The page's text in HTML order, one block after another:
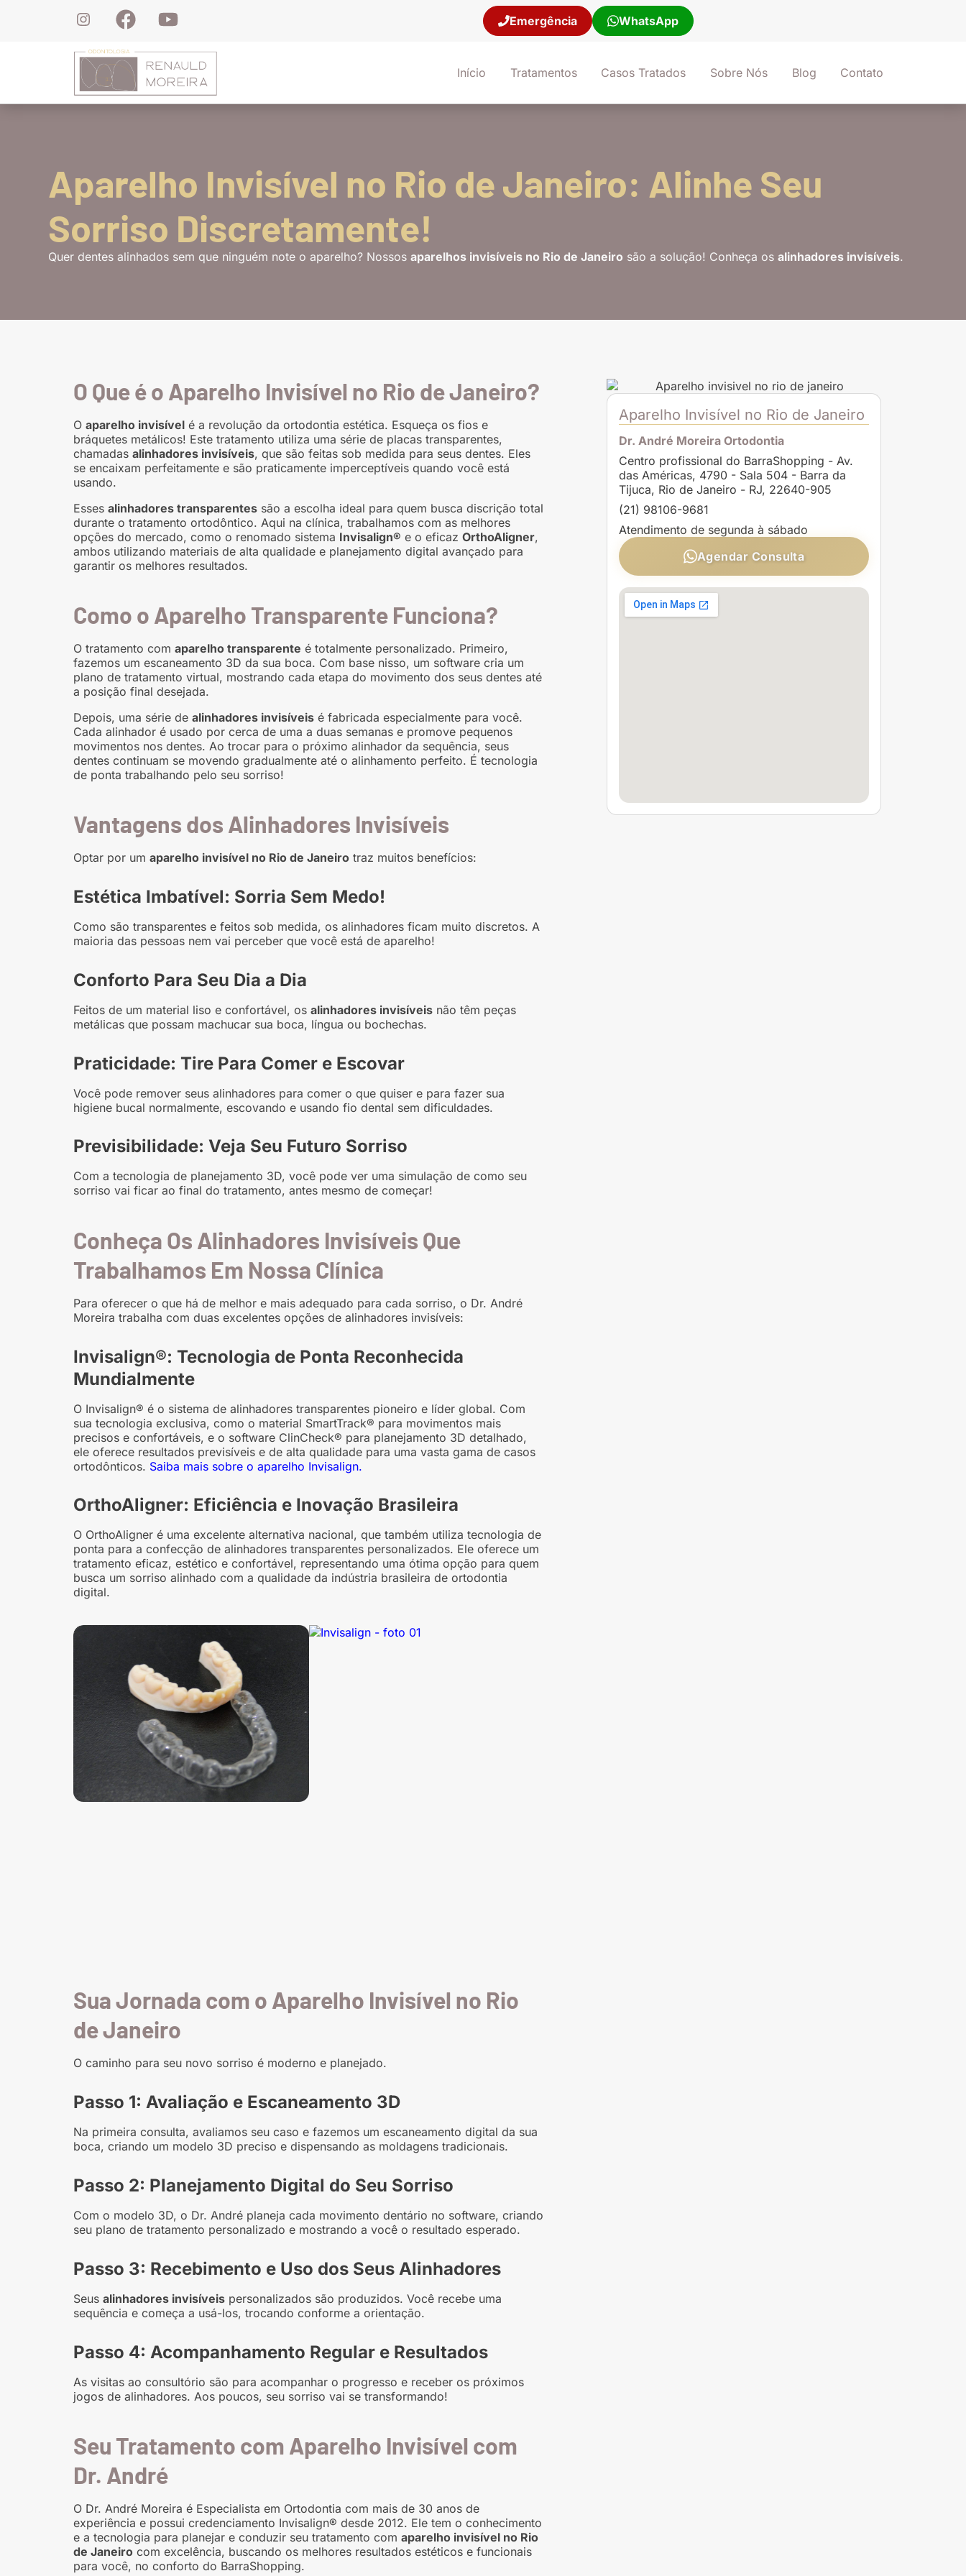
Emergência WhatsApp
Início Tratamentos Casos Tratados Sobre Nós Blog Contato
Aparelho Invisível no Rio de Janeiro: Alinhe Seu
Sorriso Discretamente!
Quer dentes alinhados sem que ninguém note o aparelho? Nossosaparelhos invisíveis no Rio de Janeiro são a solução! Conheça osalinhadores invisíveis.
O Que é o Aparelho Invisível no Rio de Janeiro?
O aparelho invisível é a revolução da ortodontia estética. Esqueça os fios e
bráquetes metálicos! Este tratamento utiliza uma série de placas transparentes,
chamadas alinhadores invisíveis, que são feitas sob medida para seus dentes. Eles
se encaixam perfeitamente e são praticamente imperceptíveis quando você está
usando.
Esses alinhadores transparentes são a escolha ideal para quem busca discrição total
durante o tratamento ortodôntico. Aqui na clínica, trabalhamos com as melhores
opções do mercado, como o renomado sistema Invisalign® e o eficaz OrthoAligner,
ambos utilizando materiais de alta qualidade e planejamento digital avançado para
garantir os melhores resultados.
Como o Aparelho Transparente Funciona?
O tratamento com aparelho transparente é totalmente personalizado. Primeiro,
fazemos um escaneamento 3D da sua boca. Com base nisso, um software cria um
plano de tratamento virtual, mostrando cada etapa do movimento dos seus dentes até
a posição final desejada.
Depois, uma série de alinhadores invisíveis é fabricada especialmente para você.
Cada alinhador é usado por cerca de uma a duas semanas e promove pequenos
movimentos nos dentes. Ao trocar para o próximo alinhador da sequência, seus
dentes continuam se movendo gradualmente até o alinhamento perfeito. É tecnologia
de ponta trabalhando pelo seu sorriso!
Vantagens dos Alinhadores Invisíveis
Optar por um aparelho invisível no Rio de Janeiro traz muitos benefícios:
Estética Imbatível: Sorria Sem Medo!
Como são transparentes e feitos sob medida, os alinhadores ficam muito discretos. A
maioria das pessoas nem vai perceber que você está de aparelho!
Conforto Para Seu Dia a Dia
Feitos de um material liso e confortável, os alinhadores invisíveis não têm peças
metálicas que possam machucar sua boca, língua ou bochechas.
Praticidade: Tire Para Comer e Escovar
Você pode remover seus alinhadores para comer o que quiser e para fazer sua
higiene bucal normalmente, escovando e usando fio dental sem dificuldades.
Previsibilidade: Veja Seu Futuro Sorriso
Com a tecnologia de planejamento 3D, você pode ver uma simulação de como seu
sorriso vai ficar ao final do tratamento, antes mesmo de começar!
Conheça Os Alinhadores Invisíveis Que
Trabalhamos Em Nossa Clínica
Para oferecer o que há de melhor e mais adequado para cada sorriso, o Dr. André
Moreira trabalha com duas excelentes opções de alinhadores invisíveis:
Invisalign®: Tecnologia de Ponta Reconhecida
Mundialmente
O Invisalign® é o sistema de alinhadores transparentes pioneiro e líder global. Com
sua tecnologia exclusiva, como o material SmartTrack® para movimentos mais
precisos e confortáveis, e o software ClinCheck® para planejamento 3D detalhado,
ele oferece resultados previsíveis e de alta qualidade para uma vasta gama de casos
ortodônticos. Saiba mais sobre o aparelho Invisalign.
OrthoAligner: Eficiência e Inovação Brasileira
O OrthoAligner é uma excelente alternativa nacional, que também utiliza tecnologia de
ponta para a confecção de alinhadores transparentes personalizados. Ele oferece um
tratamento eficaz, estético e confortável, representando uma ótima opção para quem
busca um sorriso alinhado com a qualidade da indústria brasileira de ortodontia
digital.
Sua Jornada com o Aparelho Invisível no Rio
de Janeiro
O caminho para seu novo sorriso é moderno e planejado.
Passo 1: Avaliação e Escaneamento 3D
Na primeira consulta, avaliamos seu caso e fazemos um escaneamento digital da sua
boca, criando um modelo 3D preciso e dispensando as moldagens tradicionais.
Passo 2: Planejamento Digital do Seu Sorriso
Com o modelo 3D, o Dr. André planeja cada movimento dentário no software, criando
seu plano de tratamento personalizado e mostrando a você o resultado esperado.
Passo 3: Recebimento e Uso dos Seus Alinhadores
Seus alinhadores invisíveis personalizados são produzidos. Você recebe uma
sequência e começa a usá-los, trocando conforme a orientação.
Passo 4: Acompanhamento Regular e Resultados
As visitas ao consultório são para acompanhar o progresso e receber os próximos
jogos de alinhadores. Aos poucos, seu sorriso vai se transformando!
Seu Tratamento com Aparelho Invisível com
Dr. André
O Dr. André Moreira é Especialista em Ortodontia com mais de 30 anos de
experiência e possui credenciamento Invisalign® desde 2012. Ele tem o conhecimento
e a tecnologia para planejar e conduzir seu tratamento com aparelho invisível no Rio
de Janeiro com excelência, buscando os melhores resultados estéticos e funcionais
para você, no conforto do BarraShopping.
Aparelho Invisível no Rio de Janeiro
Dr. André Moreira Ortodontia
Centro profissional do BarraShopping - Av.
das Américas, 4790 - Sala 504 - Barra da
Tijuca, Rio de Janeiro - RJ, 22640-905
(21) 98106-9681
Atendimento de segunda à sábado
Agendar Consulta